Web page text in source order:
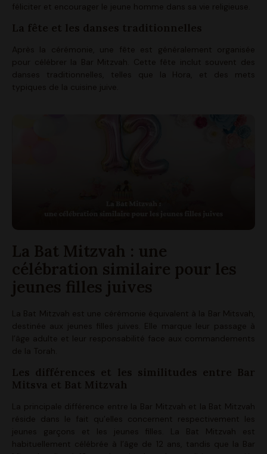
féliciter et encourager le jeune homme dans sa vie religieuse.
La fête et les danses traditionnelles
Après la cérémonie, une fête est généralement organisée
pour célébrer la Bar Mitzvah. Cette fête inclut souvent des
danses traditionnelles, telles que la Hora, et des mets
typiques de la cuisine juive.
La Bat Mitzvah : une
célébration similaire pour les
jeunes filles juives
La Bat Mitzvah est une cérémonie équivalent à la Bar Mitsvah,
destinée aux jeunes filles juives. Elle marque leur passage à
l’âge adulte et leur responsabilité face aux commandements
de la Torah.
Les différences et les similitudes entre Bar
Mitsva et Bat Mitzvah
La principale différence entre la Bar Mitzvah et la Bat Mitzvah
réside dans le fait qu’elles concernent respectivement les
jeunes garçons et les jeunes filles. La Bat Mitzvah est
habituellement célébrée à l’âge de 12 ans, tandis que la Bar